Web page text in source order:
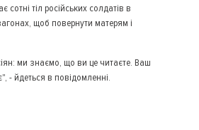
сотні тіл російських солдатів в
щоб повернути матерям і
ми знаємо, що ви це читаєте. Ваш
- йдеться в повідомленні.